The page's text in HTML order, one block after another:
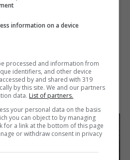
delle
se tagliarle a spicchi, a
intere. L’importante
soprattutto, è che
ai tempi di cottura.
information on a device
processed and information from
identifiers, and other device
by and shared with 319
by this site. We and our partners
data. List of partners.
your personal data on the basis
you can object to by managing
for a link at the bottom of this page
or withdraw consent in privacy